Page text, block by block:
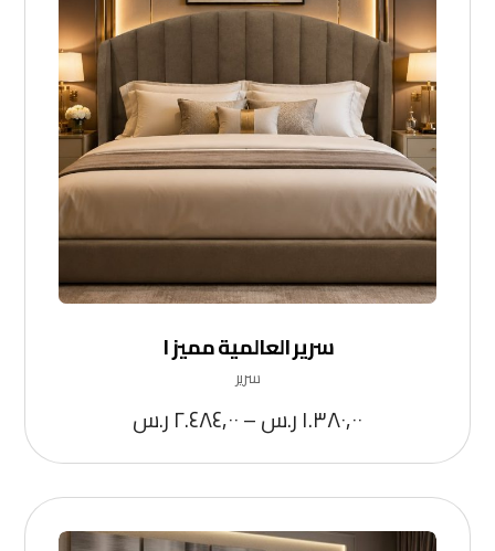
سرير العالمية مميز ١
سرير
١.٣٨٠,٠٠ر.س–٢.٤٨٤,٠٠ر.س